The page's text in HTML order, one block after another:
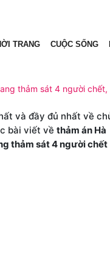
TRANG CUỘC SỐNG
thảm sát 4 người chết,
và đầy đủ nhất về
bài viết về thảm án Hà
thảm sát 4 người chết